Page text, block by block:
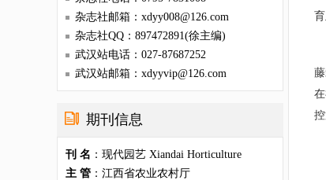
杂志社邮箱：xdyy008@126.com
杂志社QQ：897472891(徐主编)
武汉站电话：027-87687252
武汉站邮箱：xdyyvip@126.com
期刊信息
刊 名 ：现代园艺 Xiandai Horticulture
主 管 ：江西省农业农村厅